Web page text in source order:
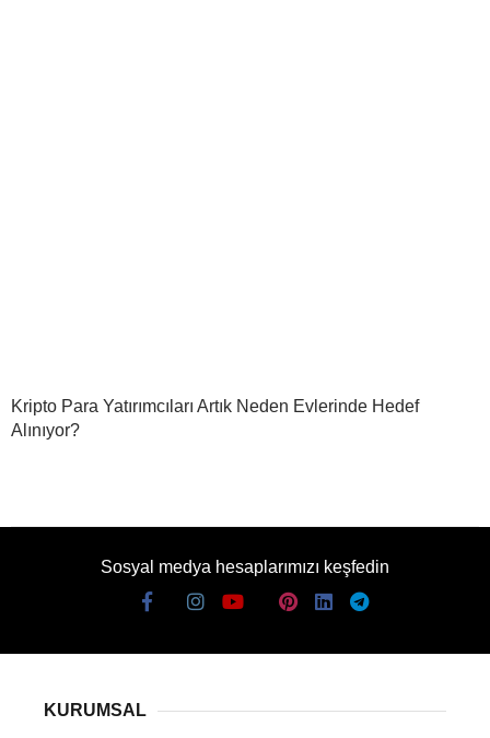
Kripto Para Yatırımcıları Artık Neden Evlerinde Hedef
Alınıyor?
Sosyal medya hesaplarımızı keşfedin
KURUMSAL